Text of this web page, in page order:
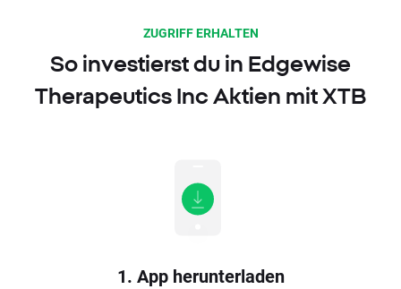
ZUGRIFF ERHALTEN
So investierst du in Edgewise
Therapeutics Inc Aktien mit XTB
1. App herunterladen